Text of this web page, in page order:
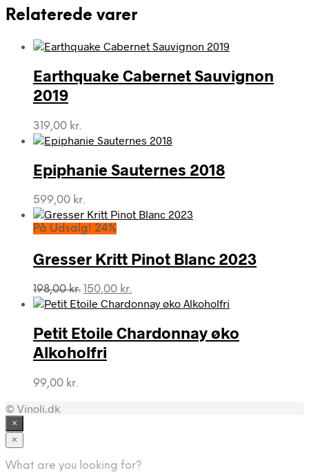
Relaterede varer
Earthquake Cabernet Sauvignon
2019
319,00 kr.
Epiphanie Sauternes 2018
599,00 kr.
På Udsalg! 24%
Gresser Kritt Pinot Blanc 2023
198,00kr. Den
oprindelige
var:
198,00 kr..
150,00 kr.
aktuelle
er:
150,00 kr..
Petit Etoile Chardonnay øko
Alkoholfri
99,00 kr.
© Vinoli.dk
×
×
What are you looking for?